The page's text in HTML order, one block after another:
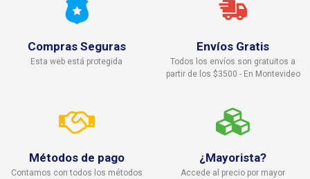
Compras Seguras
Esta web está protegida
Envíos Gratis
Todos los envíos son gratuitos a
partir de los $3500 - En Montevideo
Métodos de pago
Contamos con todos los métodos
¿Mayorista?
Accede al precio por mayor